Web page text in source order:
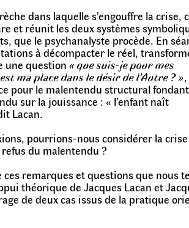
dans laquelle s’engouffre la crise,
et réunit les deux systèmes
que le psychanalyste procède. En
à décompacter le réel,
une question« que suis-je pour mes
ma place dans le désir de l’Autre ? »
pour le malentendu structural
sur la jouissance : « l’enfant naît
Lacan.
pourrions-nous considérer la
refus du malentendu ?
ces remarques et questions que nous
théorique de Jacques Lacan et
de deux cas issus de la pratique